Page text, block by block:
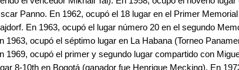
Panno. En 1962, ocupó el 18 lugar en el Primer
En 1963, ocupó el lugar número 20 en el segundo
1963, ocupó el séptimo lugar en La Habana (Torneo
1969, ocupó el primer y segundo lugar compartido con
8-10th en Bogotá (ganador fue Henrique Mecking). En